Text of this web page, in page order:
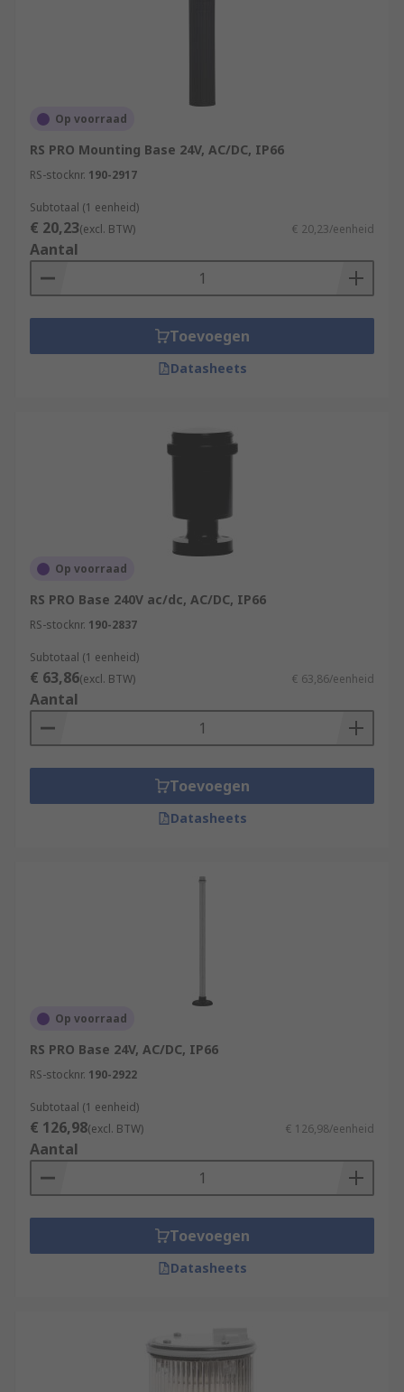
Op voorraad
RS PRO Mounting Base 24V, AC/DC, IP66
RS-stocknr. 190-2917
Subtotaal (1 eenheid)
€ 20,23(excl. BTW) € 20,23/eenheid
Aantal
Toevoegen
Datasheets
Op voorraad
RS PRO Base 240V ac/dc, AC/DC, IP66
RS-stocknr. 190-2837
Subtotaal (1 eenheid)
€ 63,86(excl. BTW) € 63,86/eenheid
Aantal
Toevoegen
Datasheets
Op voorraad
RS PRO Base 24V, AC/DC, IP66
RS-stocknr. 190-2922
Subtotaal (1 eenheid)
€ 126,98(excl. BTW) € 126,98/eenheid
Aantal
Toevoegen
Datasheets